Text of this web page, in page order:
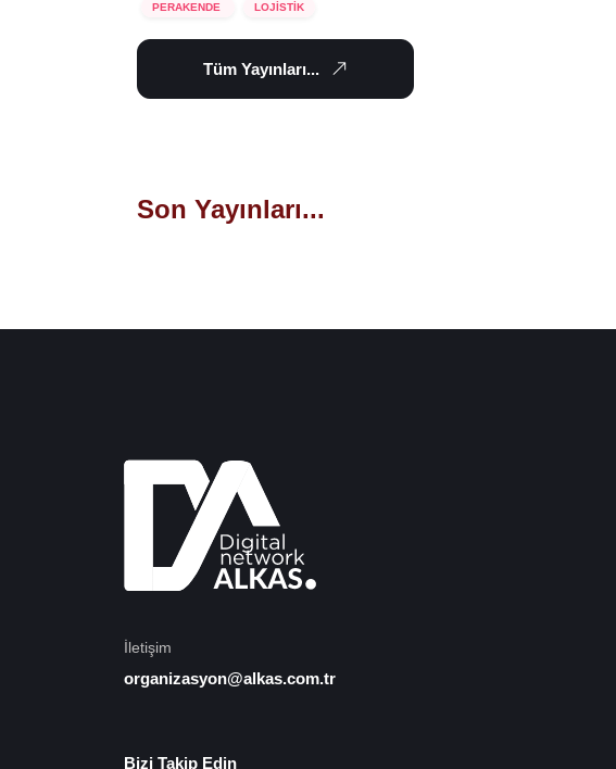
PERAKENDE LOJİSTİK
Tüm Yayınları...
Son Yayınları...
İletişim
organizasyon@alkas.com.tr
Bizi Takip Edin